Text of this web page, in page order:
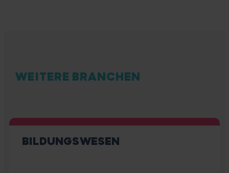
WEITERE BRANCHEN
BILDUNGSWESEN